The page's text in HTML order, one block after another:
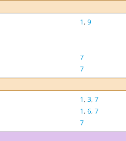
1, 9
7
7
1, 3, 7
1, 6, 7
7